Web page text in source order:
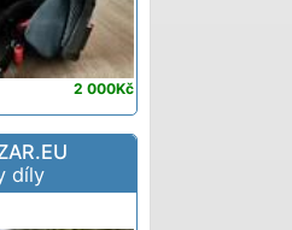
2 000Kč
díly